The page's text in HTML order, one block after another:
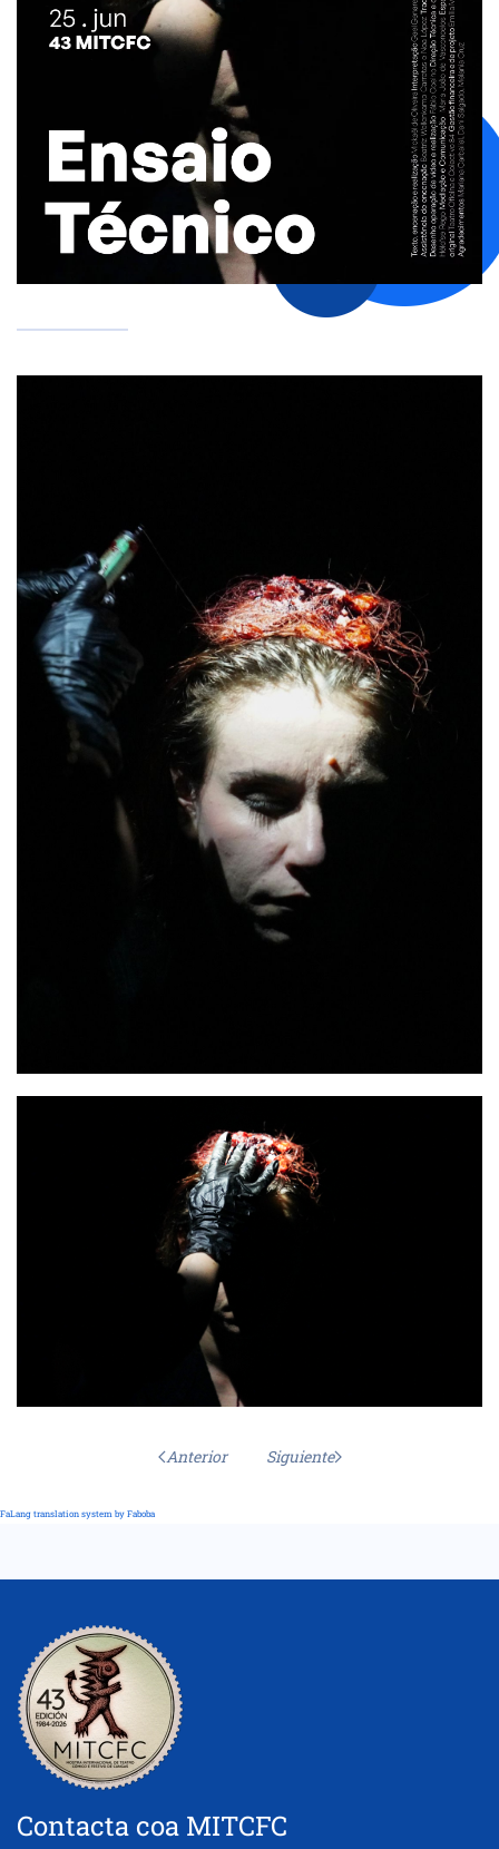
Anterior Siguiente
FaLang translation system by Faboba
Contacta coa MITCFC